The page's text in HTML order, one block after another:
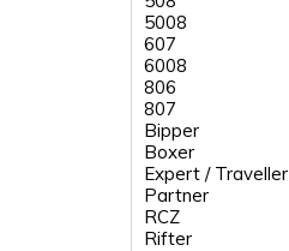
5008
607
6008
806
807
Bipper
Boxer
Expert / Traveller
Partner
RCZ
Rifter